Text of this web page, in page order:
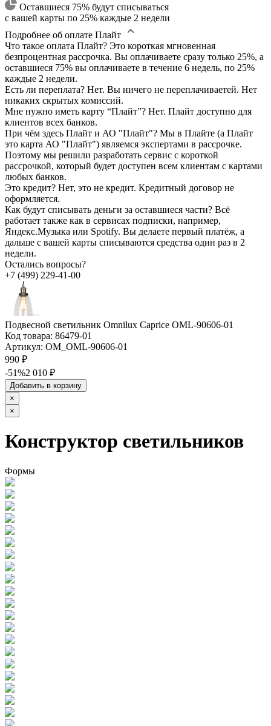
Оставшиеся 75% будут списываться
с вашей карты по 25% каждые 2 недели
Подробнее об оплате Плайт
Что такое оплата Плайт? Это короткая мгновенная
безпроцентная рассрочка. Вы оплачиваете сразу только 25%, а
оставшиеся 75% вы оплачиваете в течение 6 недель, по 25%
каждые 2 недели.
Есть ли переплата? Нет. Вы ничего не переплачиваетей. Нет
никаких скрытых комиссий.
Мне нужно иметь карту “Плайт”? Нет. Плайт доступно для
клиентов всех банков.
При чём здесь Плайт и АО "Плайт"? Мы в Плайте (а Плайт
это карта АО "Плайт") являемся экспертами в рассрочке.
Поэтому мы решили разработать сервис с короткой
рассрочкой, который будет доступен всем клиентам с картами
любых банков.
Это кредит? Нет, это не кредит. Кредитный договор не
оформляется.
Как будут списывать деньги за оставшиеся части? Всё
работает также как в сервисах подписки, например,
Яндекс.Музыка или Spotify. Вы делаете первый платёж, а
дальше с вашей карты списываются средства один раз в 2
недели.
Остались вопросы?
+7 (499) 229-41-00
Подвесной светильник Omnilux Caprice OML-90606-01
Код товара: 86479-01
Артикул: OM_OML-90606-01
990 ₽
-51%2 010 ₽
Добавить в корзину
×
×
Конструктор светильников
Формы